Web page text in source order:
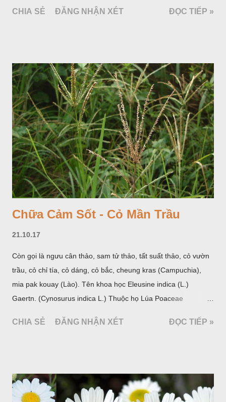
cách, hình tim, đầu lá, hơi nhọn hay nhọn hẳn. Hoa nhỏ màu
cá. Hoa nở về mùa hạ vào các tháng 5-8. (Hình dưới).
CHIA SẺ ĐĂNG NHẬN XÉT ĐỌC TIẾP »
Chữa Cảm Sốt - Cỏ Mần Trầu
21.10.17
Còn gọi là ngưu cân thảo, sam tử thảo, tất suất thảo, cỏ vườn
trầu, cỏ chỉ tía, cỏ dáng, cỏ bắc, cheung kras (Campuchia),
mia pak kouay (Lào). Tên khoa học Eleusine indica (L.)
Gaertn. (Cynosurus indica L.) Thuộc họ Lúa Poaceae
CHIA SẺ ĐĂNG NHẬN XÉT ĐỌC TIẾP »